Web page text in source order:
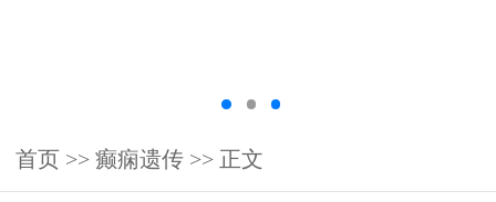
首页 >> 癫痫遗传 >> 正文